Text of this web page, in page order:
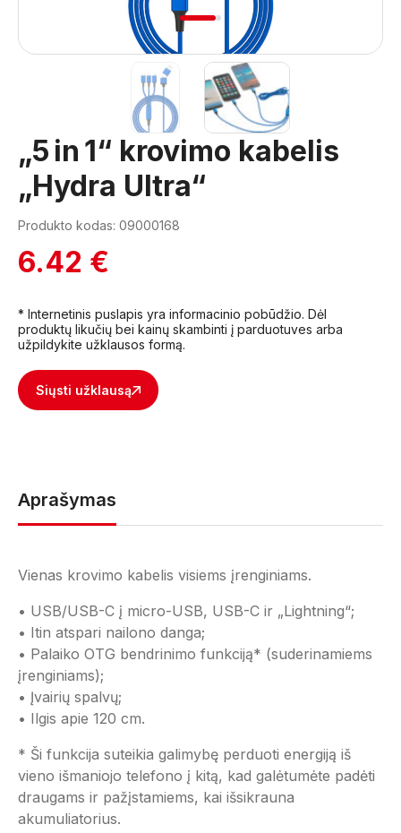
1 2
„5 in 1“ krovimo kabelis
„Hydra Ultra“
Produkto kodas: 09000168
6.42 €
* Internetinis puslapis yra informacinio pobūdžio. Dėl
produktų likučių bei kainų skambinti į parduotuves arba
užpildykite užklausos formą.
Siųsti užklausą
Aprašymas
Vienas krovimo kabelis visiems įrenginiams.
• USB/USB-C į micro-USB, USB-C ir „Lightning“;
• Itin atspari nailono danga;
• Palaiko OTG bendrinimo funkciją* (suderinamiems
įrenginiams);
• Įvairių spalvų;
• Ilgis apie 120 cm.
* Ši funkcija suteikia galimybę perduoti energiją iš
vieno išmaniojo telefono į kitą, kad galėtumėte padėti
draugams ir pažįstamiems, kai išsikrauna
akumuliatorius.